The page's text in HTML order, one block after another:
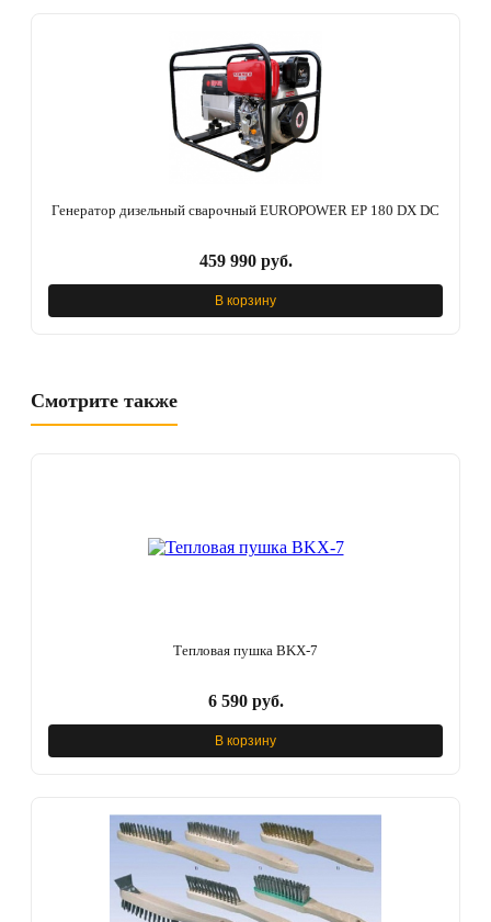
Генератор дизельный сварочный EUROPOWER EP 180 DX DC
459 990 руб.
В корзину
Смотрите также
Тепловая пушка BKX-7
6 590 руб.
В корзину